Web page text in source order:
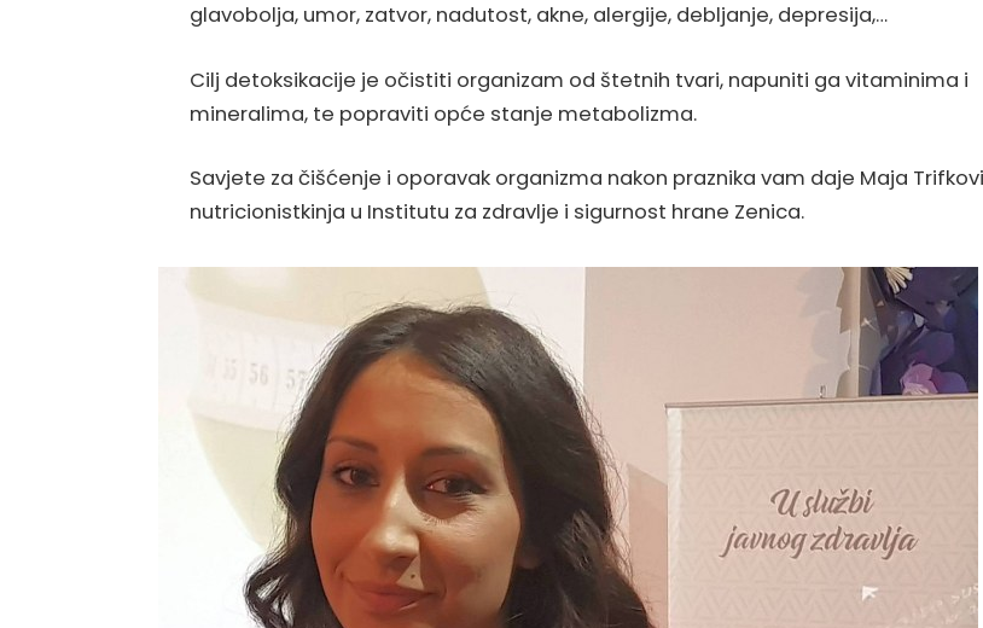
glavobolja, umor, zatvor, nadutost, akne, alergije, debljanje, depresija,…
Cilj detoksikacije je očistiti organizam od štetnih tvari, napuniti ga vitaminima i
mineralima, te popraviti opće stanje metabolizma.
Savjete za čišćenje i oporavak organizma nakon praznika vam daje Maja
nutricionistkinja u Institutu za zdravlje i sigurnost hrane Zenica.